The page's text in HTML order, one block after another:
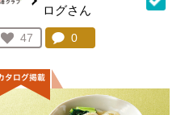
ログさん
お気に入り登録：
47
人が登録
コメント：
0件。コメントを見る。